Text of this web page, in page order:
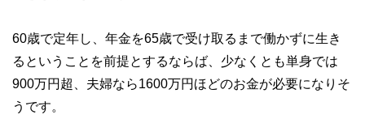
60歳で定年し、年金を65歳で受け取るまで働かずに生き
るということを前提とするならば、少なくとも単身では
900万円超、夫婦なら1600万円ほどのお金が必要になりそ
うです。